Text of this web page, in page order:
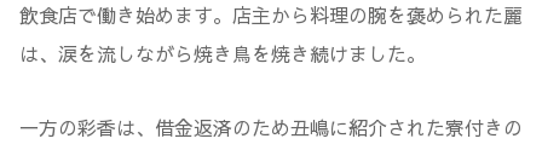
飲食店で働き始めます。店主から料理の腕を褒められた麗
は、涙を流しながら焼き鳥を焼き続けました。
一方の彩香は、借金返済のため丑嶋に紹介された寮付きの